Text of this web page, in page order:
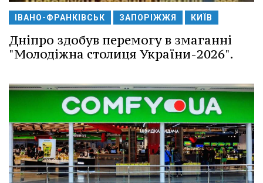
ІВАНО-ФРАНКІВСЬК ЗАПОРІЖЖЯ КИЇВ
Дніпро здобув перемогу в змаганні
"Молодіжна столиця України-2026".